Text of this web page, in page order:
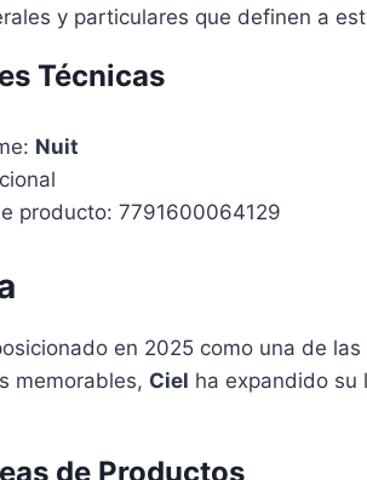
y particulares que definen a
Técnicas
Nuit
producto: 7791600064129
en 2025 como una de
memorables, Ciel ha expandido su
de Productos